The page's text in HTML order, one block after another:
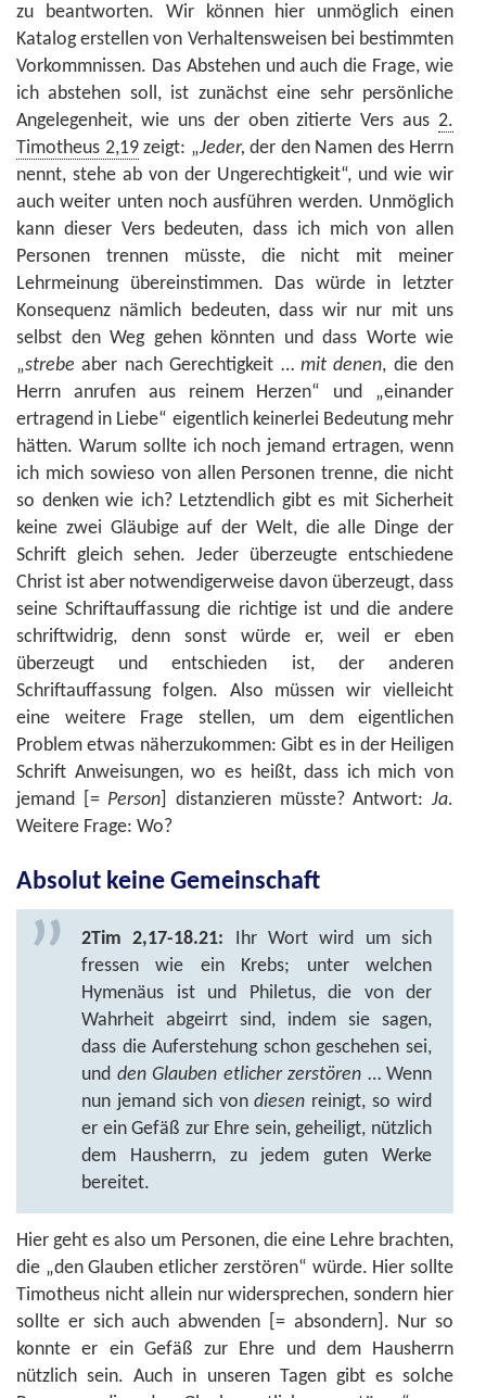
zu beantworten. Wir können hier unmöglich einen
Katalog erstellen von Verhaltensweisen bei bestimmten
Vorkommnissen. Das Abstehen und auch die Frage, wie
ich abstehen soll, ist zunächst eine sehr persönliche
Angelegenheit, wie uns der oben zitierte Vers aus 2.
Timotheus 2,19zeigt: „Jeder, der den Namen des Herrn
nennt, stehe ab von der Ungerechtigkeit“, und wie wir
auch weiter unten noch ausführen werden. Unmöglich
kann dieser Vers bedeuten, dass ich mich von allen
Personen trennen müsste, die nicht mit meiner
Lehrmeinung übereinstimmen. Das würde in letzter
Konsequenz nämlich bedeuten, dass wir nur mit uns
selbst den Weg gehen könnten und dass Worte wie
„strebe aber nach Gerechtigkeit …mit denen, die den
Herrn anrufen aus reinem Herzen“ und „einander
ertragend in Liebe“ eigentlich keinerlei Bedeutung mehr
hätten. Warum sollte ich noch jemand ertragen, wenn
ich mich sowieso von allen Personen trenne, die nicht
so denken wie ich? Letztendlich gibt es mit Sicherheit
keine zwei Gläubige auf der Welt, die alle Dinge der
Schrift gleich sehen. Jeder überzeugte entschiedene
Christ ist aber notwendigerweise davon überzeugt, dass
seine Schriftauffassung die richtige ist und die andere
schriftwidrig, denn sonst würde er, weil er eben
überzeugt und entschieden ist, der anderen
Schriftauffassung folgen. Also müssen wir vielleicht
eine weitere Frage stellen, um dem eigentlichen
Problem etwas näherzukommen: Gibt es in der Heiligen
Schrift Anweisungen, wo es heißt, dass ich mich von
jemand [= Person ] distanzieren müsste? Antwort:Ja.
Weitere Frage: Wo?
Absolut keine Gemeinschaft
2Tim 2,17-18.21: Ihr Wort wird um sich
fressen wie ein Krebs; unter welchen
Hymenäus ist und Philetus, die von der
Wahrheit abgeirrt sind, indem sie sagen,
dass die Auferstehung schon geschehen sei,
und den Glauben etlicher zerstören … Wenn
nun jemand sich vondiesen reinigt, so wird
er ein Gefäß zur Ehre sein, geheiligt, nützlich
dem Hausherrn, zu jedem guten Werke
bereitet.
Hier geht es also um Personen, die eine Lehre brachten,
die „den Glauben etlicher zerstören“ würde. Hier sollte
Timotheus nicht allein nur widersprechen, sondern hier
sollte er sich auch abwenden [= absondern]. Nur so
konnte er ein Gefäß zur Ehre und dem Hausherrn
nützlich sein. Auch in unseren Tagen gibt es solche